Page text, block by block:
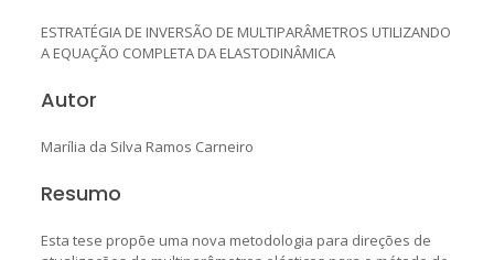
ESTRATÉGIA DE INVERSÃO DE MULTIPARÂMETROS UTILIZANDO
A EQUAÇÃO COMPLETA DA ELASTODINÂMICA
Autor
Marília da Silva Ramos Carneiro
Resumo
Esta tese propõe uma nova metodologia para direções de